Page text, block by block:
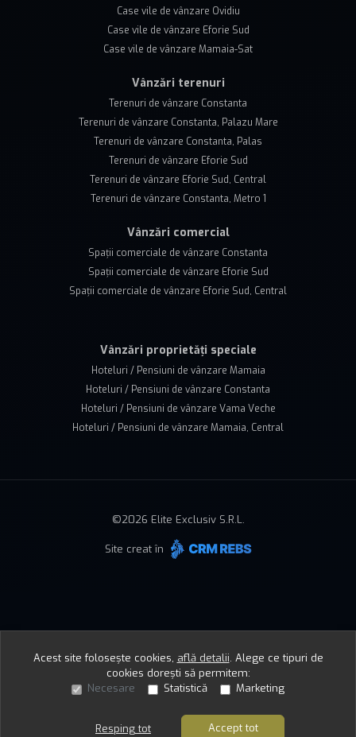
Case vile de vânzare Ovidiu
Case vile de vânzare Eforie Sud
Case vile de vânzare Mamaia-Sat
Vânzări terenuri
Terenuri de vânzare Constanta
Terenuri de vânzare Constanta, Palazu Mare
Terenuri de vânzare Constanta, Palas
Terenuri de vânzare Eforie Sud
Terenuri de vânzare Eforie Sud, Central
Terenuri de vânzare Constanta, Metro 1
Vânzări comercial
Spații comerciale de vânzare Constanta
Spații comerciale de vânzare Eforie Sud
Spații comerciale de vânzare Eforie Sud, Central
Vânzări proprietăți speciale
Hoteluri / Pensiuni de vânzare Mamaia
Hoteluri / Pensiuni de vânzare Constanta
Hoteluri / Pensiuni de vânzare Vama Veche
Hoteluri / Pensiuni de vânzare Mamaia, Central
©2026 Elite Exclusiv S.R.L.
Site creat în
Acest site folosește cookies, află detalii. Alege ce tipuri de
cookies dorești să permitem:
Necesare
Statistică Marketing
Resping tot Accept tot